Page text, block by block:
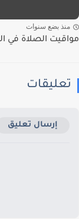
بضع سنوات
الصلاة في
إرسال تعليق